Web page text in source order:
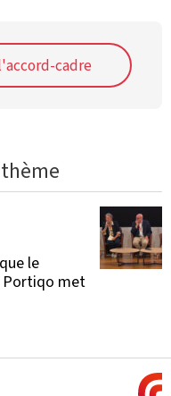
cadre
le
Portiqo met